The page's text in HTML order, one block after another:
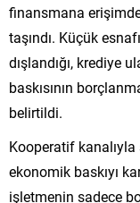
finansmana
taşındı. Küçük
dışlandığı, krediye
baskısının
belirtildi.
Kooperatif
ekonomik baskıyı
işletmenin sadece